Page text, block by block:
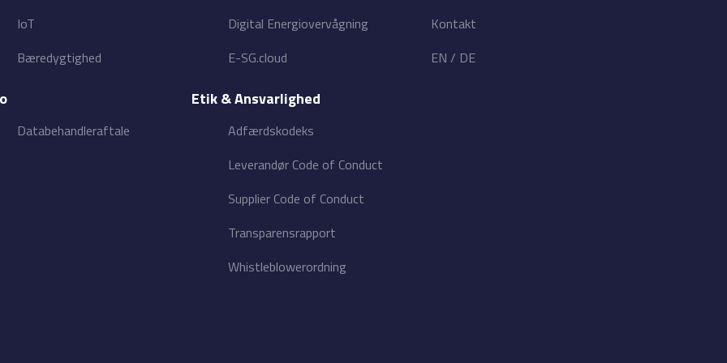
IoT
Bæredygtighed
Databehandleraftale
Digital Energiovervågning
E-SG.cloud
Etik & Ansvarlighed
Adfærdskodeks
Leverandør Code of Conduct
Supplier Code of Conduct
Transparensrapport
Whistleblowerordning
Kontakt
EN / DE